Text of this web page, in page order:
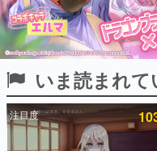
ピックアッ
電ファミのいま読まれて
いま読まれて
注目度